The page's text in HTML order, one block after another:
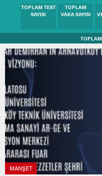
BUGÜNKÜ
TEST SAYISI
BUGÜNKÜ
VAKA SAYISI
MANŞET